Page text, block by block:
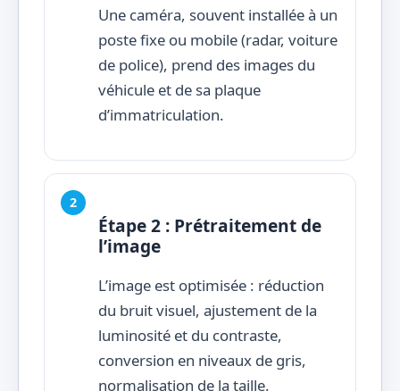
Une caméra, souvent installée à un
poste fixe ou mobile (radar, voiture
de police), prend des images du
véhicule et de sa plaque
d’immatriculation.
Étape 2 : Prétraitement de
l’image
L’image est optimisée : réduction
du bruit visuel, ajustement de la
luminosité et du contraste,
conversion en niveaux de gris,
normalisation de la taille.